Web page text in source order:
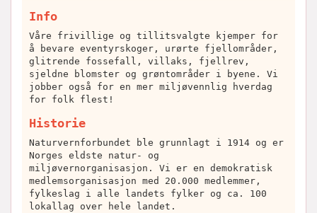
Info
Våre frivillige og tillitsvalgte kjemper for
å bevare eventyrskoger, urørte fjellområder,
glitrende fossefall, villaks, fjellrev,
sjeldne blomster og grøntområder i byene. Vi
jobber også for en mer miljøvennlig hverdag
for folk flest!
Historie
Naturvernforbundet ble grunnlagt i 1914 og er
Norges eldste natur- og
miljøvernorganisasjon. Vi er en demokratisk
medlemsorganisasjon med 20.000 medlemmer,
fylkeslag i alle landets fylker og ca. 100
lokallag over hele landet.